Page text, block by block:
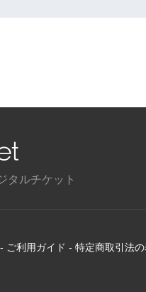
タルチケット
- ご利用ガイド - 特定商取引法